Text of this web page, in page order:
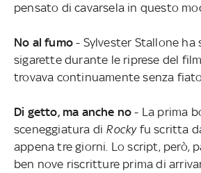
pensato di cavarsela in questo
No al fumo- Sylvester Stallone ha
sigarette durante le riprese del
trovava continuamente senza
Di getto, ma anche no - La prima
sceneggiatura di Rockyfu scritta
appena tre giorni. Lo script, però,
ben nove riscritture prima di